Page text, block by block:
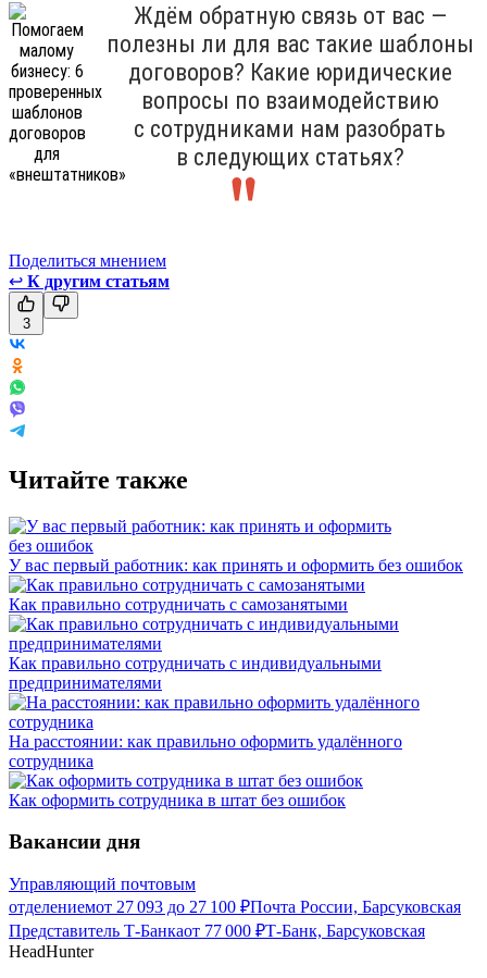
Ждём обратную связь от вас —
полезны ли для вас такие шаблоны
договоров? Какие юридические
вопросы по взаимодействию
с сотрудниками нам разобрать
в следующих статьях?
Поделиться мнением
↩ К другим статьям
3
Читайте также
У вас первый работник: как принять и оформить без ошибок
Как правильно сотрудничать с самозанятыми
Как правильно сотрудничать с индивидуальными
предпринимателями
На расстоянии: как правильно оформить удалённого
сотрудника
Как оформить сотрудника в штат без ошибок
Вакансии дня
Управляющий почтовым
отделениемот 27 093 до 27 100 ₽Почта России, Барсуковская
Представитель Т-Банкаот 77 000 ₽Т-Банк, Барсуковская
HeadHunter